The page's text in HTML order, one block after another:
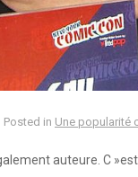
Posted in Une popularité
auteure. C